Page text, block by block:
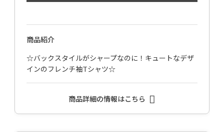
商品紹介
☆バックスタイルがシャープなのに！キュートなデザ
インのフレンチ袖Tシャツ☆
商品詳細の情報はこちら